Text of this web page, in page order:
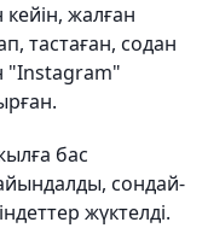
жалған
тастаған, содан
"Instagram"
бас
сондай-
жүктелді.